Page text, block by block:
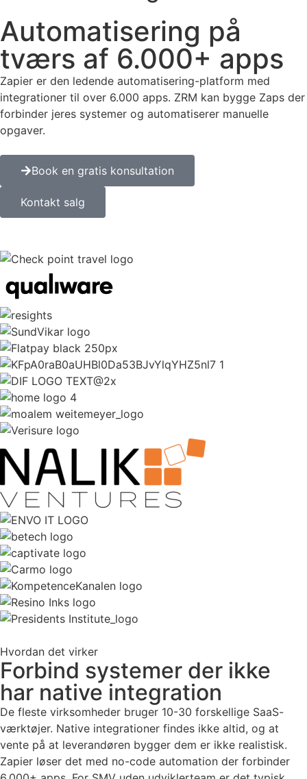
Automatisering på
tværs af 6.000+ apps
Zapier er den ledende automatisering-platform med
integrationer til over 6.000 apps. ZRM kan bygge Zaps der
forbinder jeres systemer og automatiserer manuelle
opgaver.
Book en gratis konsultation
Kontakt salg
Hvordan det virker
Forbind systemer der ikke
har native integration
De fleste virksomheder bruger 10-30 forskellige SaaS-
værktøjer. Native integrationer findes ikke altid, og at
vente på at leverandøren bygger dem er ikke realistisk.
Zapier løser det med no-code automation der forbinder